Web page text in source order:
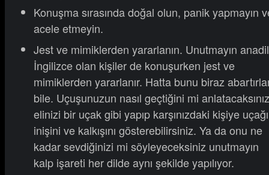
Konuşma sırasında doğal olun, panik yapmayın
acele etmeyin.
Jest ve mimiklerden yararlanın. Unutmayın
İngilizce olan kişiler de konuşurken jest ve
mimiklerden yararlanır. Hatta bunu biraz
bile. Uçuşunuzun nasıl geçtiğini mi anlatacaksınız
elinizi bir uçak gibi yapıp karşınızdaki kişiye
inişini ve kalkışını gösterebilirsiniz. Ya da onu ne
kadar sevdiğinizi mi söyleyeceksiniz unutmayın
kalp işareti her dilde aynı şekilde yapılıyor.